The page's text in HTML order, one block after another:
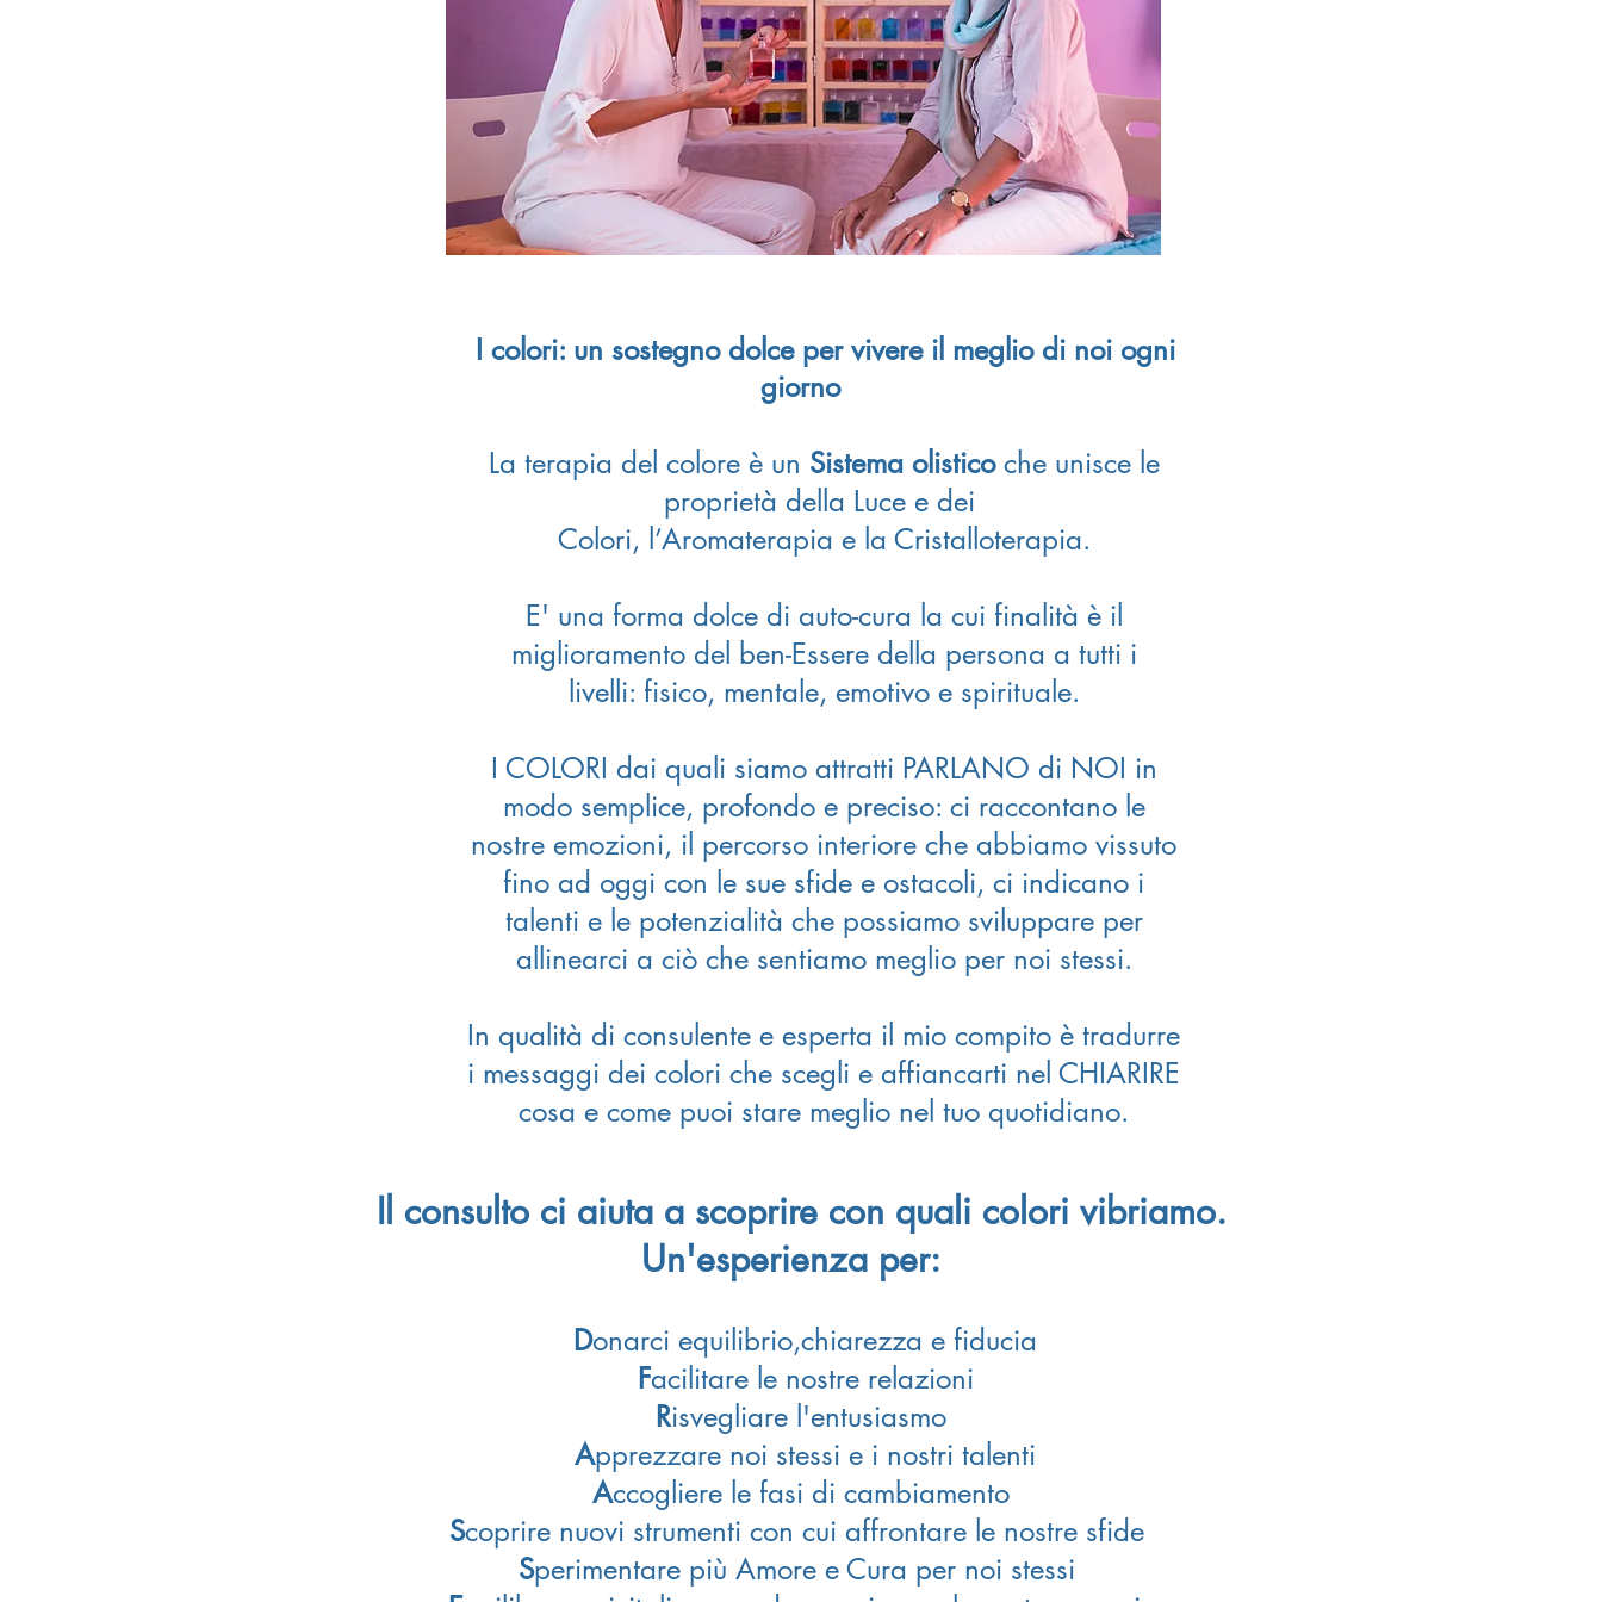
I colori: un sostegno dolce per vivere il meglio di noi ogni
giorno
La terapia del colore è un Sistema olisticoche unisce le
proprietà della Luce e dei
Colori, l’Aromaterapia e la Cristalloterapia.
E' una forma dolce di auto-cura la cui finalità è il
miglioramento del ben-Essere della persona a tutti i
livelli: fisico, mentale, emotivo e spirituale.
I COLORI dai quali siamo attratti PARLANO di NOI in
modo semplice, profondo e preciso: ci raccontano le
nostre emozioni, il percorso interiore che abbiamo vissuto
fino ad oggi con le sue sfide e ostacoli, ci indicano i
talenti e le potenzialità che possiamo sviluppare per
allinearci a ciò che sentiamo meglio per noi stessi.
In qualità di consulente e esperta il mio compito è tradurre
i messaggi dei colori che scegli e affiancarti nel CHIARIRE
cosa e come puoi stare meglio nel tuo quotidiano.
Il consultoci aiuta a scoprire con quali colori vibriamo.
Un'esperienza per:
Donarci equilibrio,chiarezza e fiducia
Facilitare le nostre relazioni
Risvegliare l'entusiasmo
Apprezzare noi stessi e i nostri talenti
Accogliere le fasi di cambiamento
Scoprire nuovi strumenti con cui affrontare le nostre sfide
Sperimentare più Amore e Cura per noi stessi